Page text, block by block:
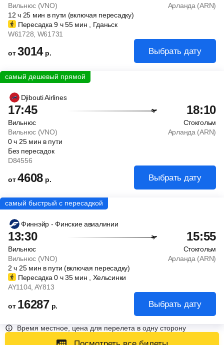
Вильнюс (VNO)
Арланда (ARN)
12ч25 мин в пути (включая пересадку)
Пересадка 9 ч55 мин , Гданьск
W61728 , W61731
от3014 р. Выбрать дату
Djibouti Airlines
17:45 18:10
Вильнюс
Стокгольм
Вильнюс (VNO)
Арланда (ARN)
0ч 25 мин в пути
Без пересадок
D84556
от4608 р. Выбрать дату
Финнэйр - Финские авиалинии
13:30 15:55
Вильнюс
Стокгольм
Вильнюс (VNO)
Арланда (ARN)
2ч 25 мин в пути (включая пересадку)
Пересадка 0 ч35 мин , Хельсинки
AY1104, AY813
от 16287 р. Выбрать дату
Время местное, цена для перелета в одну сторону